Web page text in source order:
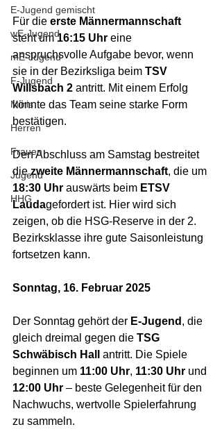
E-Jugend gemischt
wE-Jugend
mE-Jugend
F-Jugend
Minis
Herren
Frauen
Jugend
HHG
Für die erste Männermannschaft
steht um 16:15 Uhr eine
anspruchsvolle Aufgabe bevor, wenn
sie in der Bezirksliga beim TSV
Willsbach 2 antritt. Mit einem Erfolg
könnte das Team seine starke Form
bestätigen.
Den Abschluss am Samstag bestreitet
die zweite Männermannschaft, die um
18:30 Uhr auswärts beim ETSV
Laudagefordert ist. Hier wird sich
zeigen, ob die HSG-Reserve in der 2.
Bezirksklasse ihre gute Saisonleistung
fortsetzen kann.
Sonntag, 16. Februar 2025
Der Sonntag gehört der E-Jugend , die
gleich dreimal gegen die TSG
Schwäbisch Hall
antritt. Die Spiele
beginnen um 11:00 Uhr, 11:30 Uhr und
12:00 Uhr – beste Gelegenheit für den
Nachwuchs, wertvolle Spielerfahrung
zu sammeln.